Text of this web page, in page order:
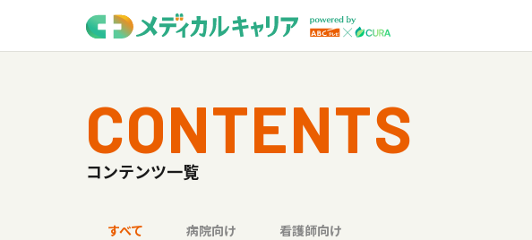
CONTENTS
コンテンツ一覧
すべて 病院向け 看護師向け